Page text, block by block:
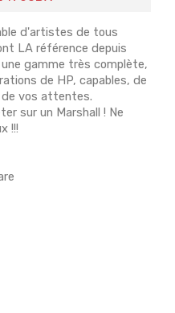
d'artistes de tous
LA référence depuis
gamme très complète,
de HP, capables, de
de vos attentes.
sur un Marshall ! Ne
!!!